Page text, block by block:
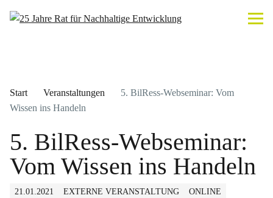
Start Veranstaltungen
5. BilRess-Webseminar: Vom
Wissen ins Handeln
5. BilRess-Webseminar:
Vom Wissen ins Handeln
21.01.2021 EXTERNE VERANSTALTUNG ONLINE